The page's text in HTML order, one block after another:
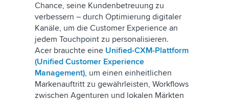
Chance, seine Kundenbetreuung zu
verbessern – durch Optimierung digitaler
Kanäle, um die Customer Experience an
jedem Touchpoint zu personalisieren.
Acer brauchte eine Unified-CXM-Plattform
(Unified Customer Experience
Management), um einen einheitlichen
Markenauftritt zu gewährleisten, Workflows
zwischen Agenturen und lokalen Märkten